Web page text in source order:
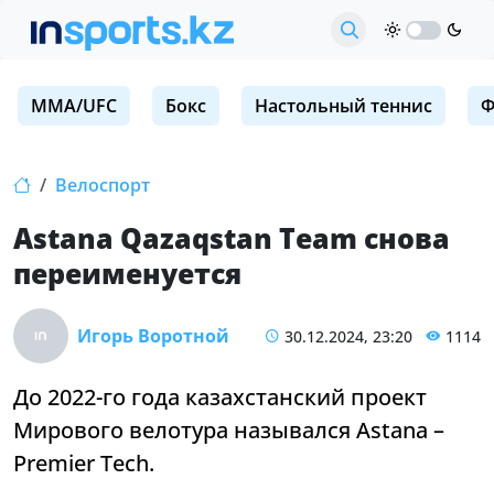
MMA/UFC Бокс Настольный теннис
Велоспорт
Astana Qazaqstan Team снова
переименуется
Игорь Воротной 30.12.2024, 23:20 1114
До 2022-го года казахстанский проект
Мирового велотура назывался Astana –
Premier Tech.